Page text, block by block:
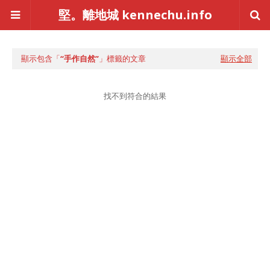
堅。離地城 kennechu.info
顯示包含「 手作自然 」標籤的文章 顯示全部
找不到符合的結果